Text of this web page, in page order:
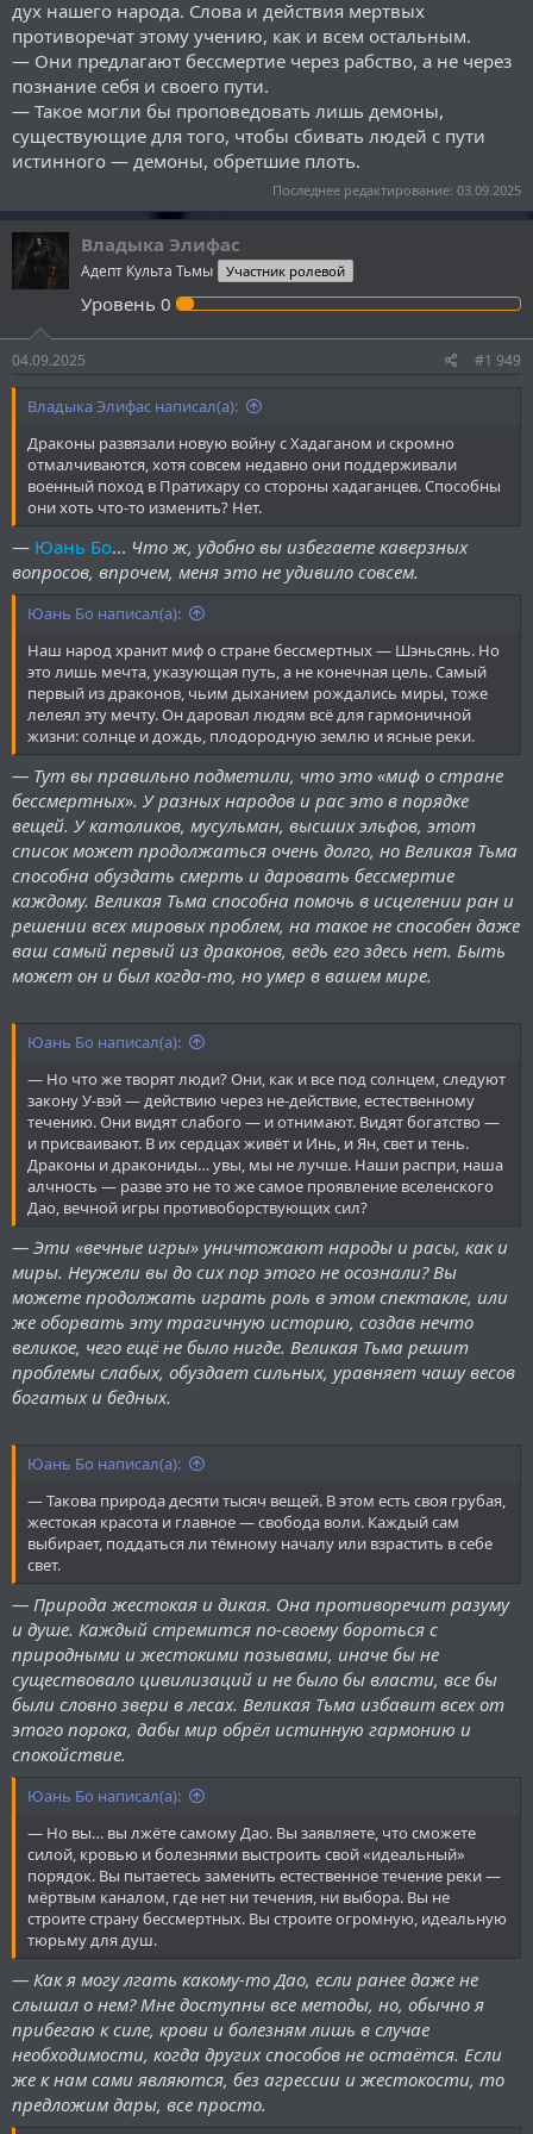
строите страну бессмертных. Вы строите огромную, идеальную
тюрьму для душ.
— Вы забываете, что нас, детей первого дракона, сложно
обмануть красивыми словами. Мы видели вашу «утопию». Мы
сражались на ваших землях. И мы знаем, что ваш «идеальный
мир» — это мир, где сильный пожирает слабого не по воле
природы, а по вашему дозволению. Где орк пожирает
слабейшего, а монстр пожирает орка — и всё это именуется
«волей Тёмной Богини». Это не гармония. Это искусственно
поддерживаемый хаос, обёрнутый в лживые одежды порядка.
Это не страна бессмертных. Это царство вечного голода и
страха, где бессмертие обретается лишь ценой потери себя.
— Ваш путь — это тупиковая ветвь. Вы не возвышаетесь над
природой вещей — вы лишь извращаете её, пытаясь
заморозить в одном мгновении вечной борьбы. И потому он
конечном счёте рассыпается в прах.
дух нашего народа. Слова и действия мертвых
противоречат этому учению, как и всем остальным.
— Они предлагают бессмертие через рабство, а не через
познание себя и своего пути.
— Такое могли бы проповедовать лишь демоны,
существующие для того, чтобы сбивать людей с пути
истинного — демоны, обретшие плоть.
Последнее редактирование: 03.09.2025
Владыка Элифас
Адепт Культа Тьмы Участник ролевой
Уровень 0
04.09.2025 #1 949
Владыка Элифас написал(а):
Драконы развязали новую войну с Хадаганом и скромно
отмалчиваются, хотя совсем недавно они поддерживали
военный поход в Пратихару со стороны хадаганцев. Способны
они хоть что-то изменить? Нет.
— Юань Бо... Что ж, удобно вы избегаете каверзных
вопросов, впрочем, меня это не удивило совсем.
Юань Бо написал(а):
Наш народ хранит миф о стране бессмертных — Шэньсянь. Но
это лишь мечта, указующая путь, а не конечная цель. Самый
первый из драконов, чьим дыханием рождались миры, тоже
лелеял эту мечту. Он даровал людям всё для гармоничной
жизни: солнце и дождь, плодородную землю и ясные реки.
— Тут вы правильно подметили, что это «миф о стране
бессмертных». У разных народов и рас это в порядке
вещей. У католиков, мусульман, высших эльфов, этот
список может продолжаться очень долго, но Великая Тьма
способна обуздать смерть и даровать бессмертие
каждому. Великая Тьма способна помочь в исцелении ран и
решении всех мировых проблем, на такое не способен даже
ваш самый первый из драконов, ведь его здесь нет. Быть
может он и был когда-то, но умер в вашем мире.
Юань Бо написал(а):
— Но что же творят люди? Они, как и все под солнцем, следуют
закону У-вэй — действию через не-действие, естественному
течению. Они видят слабого — и отнимают. Видят богатство —
и присваивают. В их сердцах живёт и Инь, и Ян, свет и тень.
Драконы и дракониды… увы, мы не лучше. Наши распри, наша
алчность — разве это не то же самое проявление вселенского
Дао, вечной игры противоборствующих сил?
— Эти «вечные игры» уничтожают народы и расы, как и
миры. Неужели вы до сих пор этого не осознали? Вы
можете продолжать играть роль в этом спектакле, или
же оборвать эту трагичную историю, создав нечто
великое, чего ещё не было нигде. Великая Тьма решит
проблемы слабых, обуздает сильных, уравняет чашу весов
богатых и бедных.
Юань Бо написал(а):
— Такова природа десяти тысяч вещей. В этом есть своя грубая,
жестокая красота и главное — свобода воли. Каждый сам
выбирает, поддаться ли тёмному началу или взрастить в себе
свет.
— Природа жестокая и дикая. Она противоречит разуму
и душе. Каждый стремится по-своему бороться с
природными и жестокими позывами, иначе бы не
существовало цивилизаций и не было бы власти, все бы
были словно звери в лесах. Великая Тьма избавит всех от
этого порока, дабы мир обрёл истинную гармонию и
спокойствие.
Юань Бо написал(а):
— Но вы… вы лжёте самому Дао. Вы заявляете, что сможете
силой, кровью и болезнями выстроить свой «идеальный»
порядок. Вы пытаетесь заменить естественное течение реки —
мёртвым каналом, где нет ни течения, ни выбора. Вы не
строите страну бессмертных. Вы строите огромную, идеальную
тюрьму для душ.
— Как я могу лгать какому-то Дао, если ранее даже не
слышал о нем? Мне доступны все методы, но, обычно я
прибегаю к силе, крови и болезням лишь в случае
необходимости, когда других способов не остаётся. Если
же к нам сами являются, без агрессии и жестокости, то
предложим дары, все просто.